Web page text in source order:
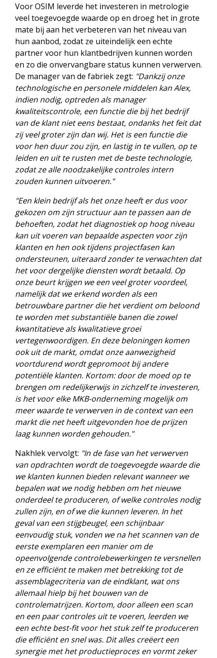
Voor OSIM leverde het investeren in metrologie
veel toegevoegde waarde op en droeg het in grote
mate bij aan het verbeteren van het niveau van
hun aanbod, zodat ze uiteindelijk een echte
partner voor hun klantbedrijven kunnen worden
en zo die onvervangbare status kunnen verwerven.
De manager van de fabriek zegt: "Dankzij onze
technologische en personele middelen kan Alex,
indien nodig, optreden als manager
kwaliteitscontrole, een functie die bij het bedrijf
van de klant niet eens bestaat, ondanks het feit dat
zij veel groter zijn dan wij. Het is een functie die
voor hen duur zou zijn, en lastig in te vullen, op te
leiden en uit te rusten met de beste technologie,
zodat ze alle noodzakelijke controles intern
zouden kunnen uitvoeren."
"Een klein bedrijf als het onze heeft er dus voor
gekozen om zijn structuur aan te passen aan de
behoeften, zodat het diagnostiek op hoog niveau
kan uit voeren van bepaalde aspecten voor zijn
klanten en hen ook tijdens projectfasen kan
ondersteunen, uiteraard zonder te verwachten dat
het voor dergelijke diensten wordt betaald. Op
onze beurt krijgen we een veel groter voordeel,
namelijk dat we erkend worden als een
betrouwbare partner die het verdient om beloond
te worden met substantiële banen die zowel
kwantitatieve als kwalitatieve groei
vertegenwoordigen. En deze beloningen komen
ook uit de markt, omdat onze aanwezigheid
voortdurend wordt gepromoot bij andere
potentiële klanten. Kortom: door de moed op te
brengen om redelijkerwijs in zichzelf te investeren,
is het voor elke MKB-onderneming mogelijk om
meer waarde te verwerven in de context van een
markt die net heeft uitgevonden hoe de prijzen
laag kunnen worden gehouden."
Nakhlek vervolgt: "In de fase van het verwerven
van opdrachten wordt de toegevoegde waarde die
we klanten kunnen bieden relevant wanneer we
bepalen wat we nodig hebben om het nieuwe
onderdeel te produceren, of welke controles nodig
zullen zijn, en of we die kunnen leveren. In het
geval van een stijgbeugel, een schijnbaar
eenvoudig stuk, vonden we na het scannen van de
eerste exemplaren een manier om de
opeenvolgende controlebewerkingen te versnellen
en ze efficiënt te maken met betrekking tot de
assemblagecriteria van de eindklant, wat ons
allemaal hielp bij het bouwen van de
controlematrijzen. Kortom, door alleen een scan
en een paar controles uit te voeren, leerden we
een echte best-fit voor het stuk zelf te produceren
die efficiënt en snel was. Dit alles creëert een
synergie met het productieproces en vormt zeker